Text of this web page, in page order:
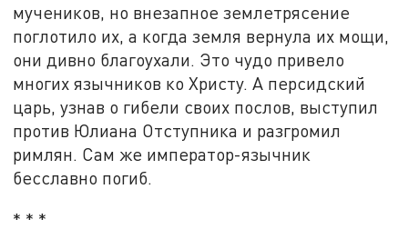
мучеников, но внезапное землетрясение
поглотило их, а когда земля вернула их мощи,
они дивно благоухали. Это чудо привело
многих язычников ко Христу. А персидский
царь, узнав о гибели своих послов, выступил
против Юлиана Отступника и разгромил
римлян. Сам же император-язычник
бесславно погиб.
* * *